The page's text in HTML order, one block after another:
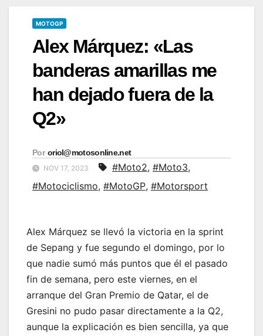
MOTOGP
Alex Márquez: «Las
banderas amarillas me
han dejado fuera de la
Q2»
Por oriol@motosonline.net
NOV 17, 2023 #Moto2, #Moto3,
#Motociclismo, #MotoGP, #Motorsport
Alex Márquez se llevó la victoria en la sprint
de Sepang y fue segundo el domingo, por lo
que nadie sumó más puntos que él el pasado
fin de semana, pero este viernes, en el
arranque del Gran Premio de Qatar, el de
Gresini no pudo pasar directamente a la Q2,
aunque la explicación es bien sencilla, ya que